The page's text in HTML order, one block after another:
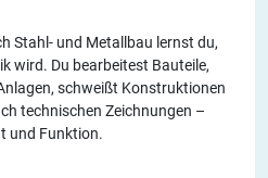
Stahl- und Metallbau lernst du,
wird. Du bearbeitest Bauteile,
schweißt Konstruktionen
technischen Zeichnungen –
und Funktion.